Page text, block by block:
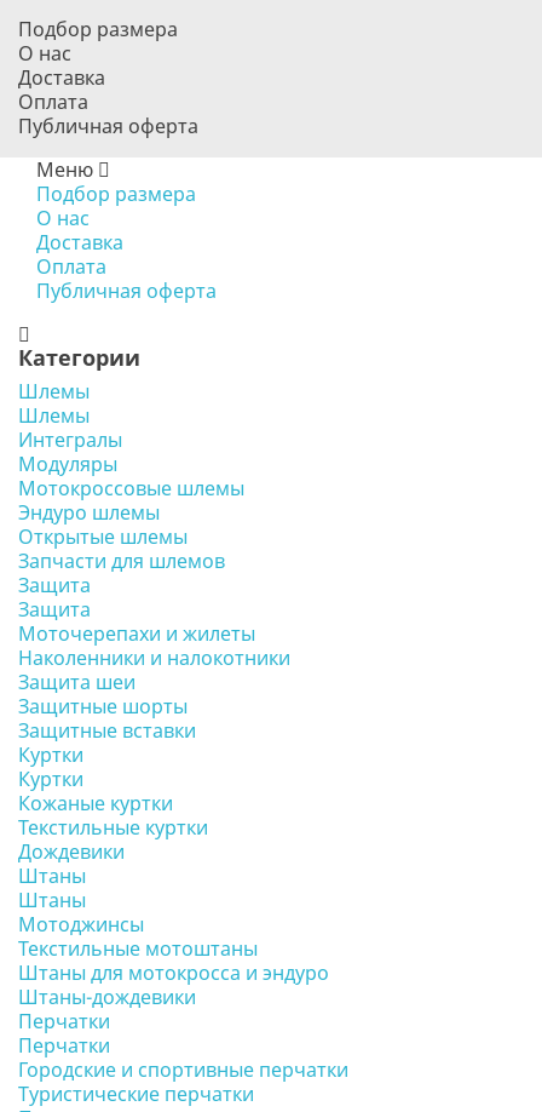
Подбор размера
О нас
Доставка
Оплата
Публичная оферта
Меню
Подбор размера
О нас
Доставка
Оплата
Публичная оферта
Категории
Шлемы
Шлемы
Интегралы
Модуляры
Мотокроссовые шлемы
Эндуро шлемы
Открытые шлемы
Запчасти для шлемов
Защита
Защита
Моточерепахи и жилеты
Наколенники и налокотники
Защита шеи
Защитные шорты
Защитные вставки
Куртки
Куртки
Кожаные куртки
Текстильные куртки
Дождевики
Штаны
Штаны
Мотоджинсы
Текстильные мотоштаны
Штаны для мотокросса и эндуро
Штаны-дождевики
Перчатки
Перчатки
Городские и спортивные перчатки
Туристические перчатки